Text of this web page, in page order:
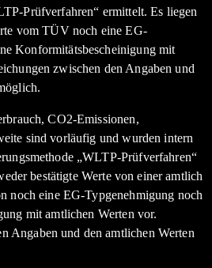
Prüfverfahren“ ermittelt. Es liegen
vom TÜV noch eine EG-
Konformitätsbescheinigung mit
zwischen den Angaben und
CO2-Emissionen,
sind vorläufig und wurden intern
„WLTP-Prüfverfahren“
bestätigte Werte von einer amtlich
noch eine EG-Typgenehmigung noch
mit amtlichen Werten vor.
Angaben und den amtlichen Werten